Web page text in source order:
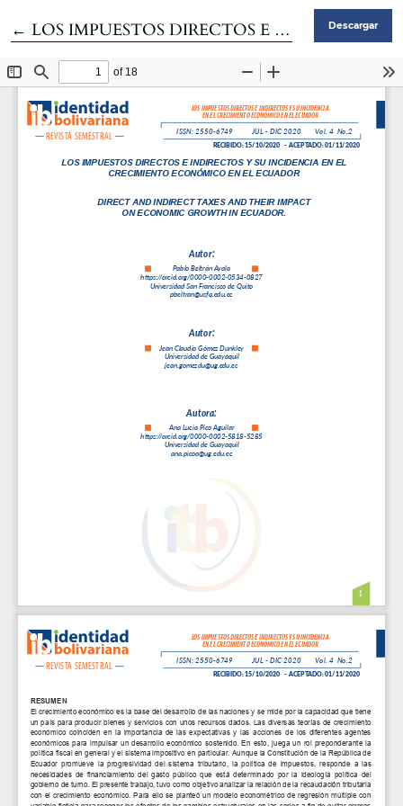
← Volver a los detalles del artículo
LOS IMPUESTOS DIRECTOS E INDIRECTOS Y SU INCIDENCIA EN EL CRECIMIENTO ECONÓMICO EN EL ECUADOR Descargar